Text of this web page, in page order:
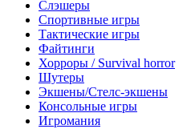
Слэшеры
Спортивные игры
Тактические игры
Файтинги
Хорроры / Survival horror
Шутеры
Экшены/Стелс-экшены
Консольные игры
Игромания